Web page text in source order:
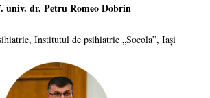
univ. dr. Petru Romeo Dobrin
Institutul de psihiatrie „Socola”, Iași